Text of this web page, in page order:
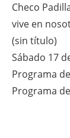
Checo
vive en
(sin título)
Sábado 17
Programa
Programa